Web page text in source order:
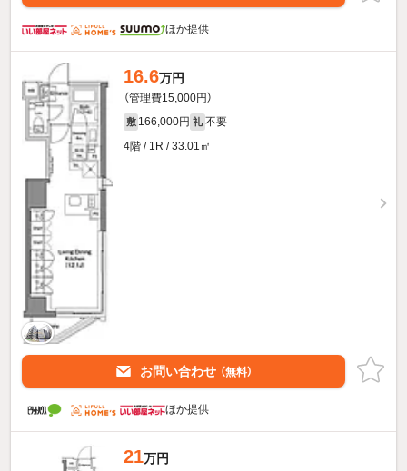
ほか提供
16.6万円
（管理費15,000円）
敷 166,000円 礼 不要
4階 / 1R / 33.01㎡
お問い合わせ （無料）
ほか提供
21万円